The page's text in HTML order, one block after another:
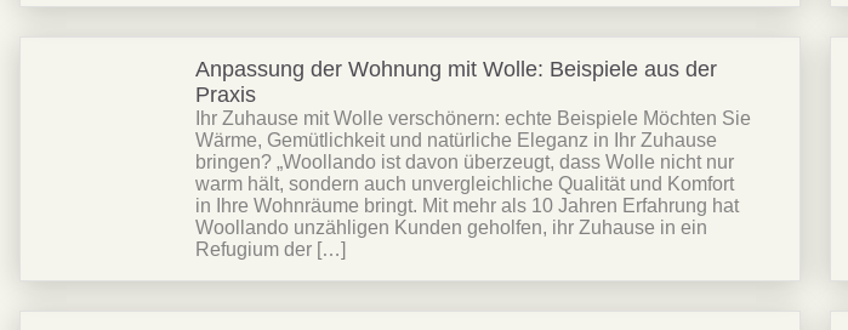
Anpassung der Wohnung mit Wolle: Beispiele aus der
Praxis
Ihr Zuhause mit Wolle verschönern: echte Beispiele Möchten Sie
Wärme, Gemütlichkeit und natürliche Eleganz in Ihr Zuhause
bringen? „Woollando ist davon überzeugt, dass Wolle nicht nur
warm hält, sondern auch unvergleichliche Qualität und Komfort
in Ihre Wohnräume bringt. Mit mehr als 10 Jahren Erfahrung hat
Woollando unzähligen Kunden geholfen, ihr Zuhause in ein
Refugium der […]